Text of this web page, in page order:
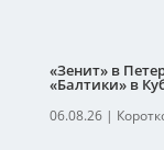
«Зенит» в
«Балтики» в
06.08.26|